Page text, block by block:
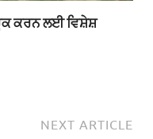
ਕਰਨ ਲਈ ਵਿਸ਼ੇਸ਼
NEXT ARTICLE